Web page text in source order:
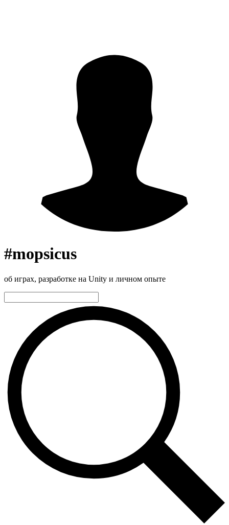
#mopsicus
об играх, разработке на Unity и личном опыте